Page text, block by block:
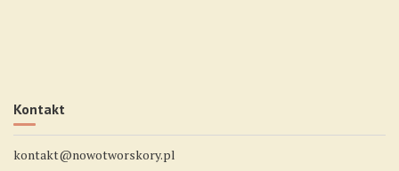
Kontakt
kontakt@nowotworskory.pl